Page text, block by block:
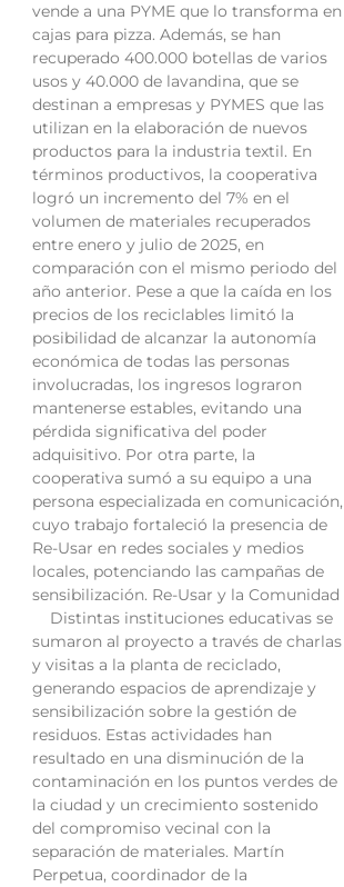
vende a una PYME que lo transforma en
cajas para pizza. Además, se han
recuperado 400.000 botellas de varios
usos y 40.000 de lavandina, que se
destinan a empresas y PYMES que las
utilizan en la elaboración de nuevos
productos para la industria textil. En
términos productivos, la cooperativa
logró un incremento del 7% en el
volumen de materiales recuperados
entre enero y julio de 2025, en
comparación con el mismo periodo del
año anterior. Pese a que la caída en los
precios de los reciclables limitó la
posibilidad de alcanzar la autonomía
económica de todas las personas
involucradas, los ingresos lograron
mantenerse estables, evitando una
pérdida significativa del poder
adquisitivo. Por otra parte, la
cooperativa sumó a su equipo a una
persona especializada en comunicación,
cuyo trabajo fortaleció la presencia de
Re-Usar en redes sociales y medios
locales, potenciando las campañas de
sensibilización. Re-Usar y la Comunidad
Distintas instituciones educativas se
sumaron al proyecto a través de charlas
y visitas a la planta de reciclado,
generando espacios de aprendizaje y
sensibilización sobre la gestión de
residuos. Estas actividades han
resultado en una disminución de la
contaminación en los puntos verdes de
la ciudad y un crecimiento sostenido
del compromiso vecinal con la
separación de materiales. Martín
Perpetua, coordinador de la